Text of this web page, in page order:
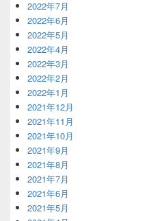
2022年7月
2022年6月
2022年5月
2022年4月
2022年3月
2022年2月
2022年1月
2021年12月
2021年11月
2021年10月
2021年9月
2021年8月
2021年7月
2021年6月
2021年5月